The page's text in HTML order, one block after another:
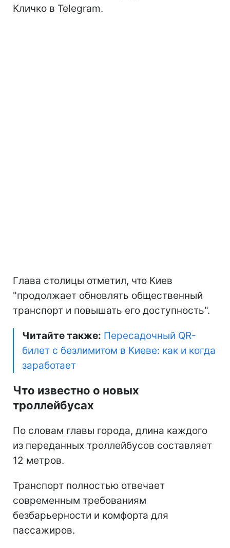
Кличко в Telegram.
Глава столицы отметил, что Киев
"продолжает обновлять общественный
транспорт и повышать его доступность".
Читайте также: Пересадочный QR-
билет с безлимитом в Киеве: как и когда
заработает
Что известно о новых
троллейбусах
По словам главы города, длина каждого
из переданных троллейбусов составляет
12 метров.
Транспорт полностью отвечает
современным требованиям
безбарьерности и комфорта для
пассажиров.